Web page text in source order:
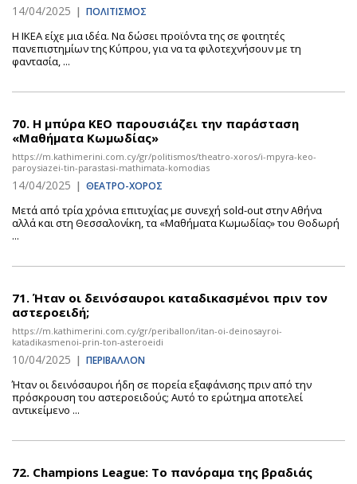
14/04/2025 | ΠΟΛΙΤΙΣΜΟΣ
Η ΙΚΕΑ είχε μια ιδέα. Να δώσει προϊόντα της σε φοιτητές
πανεπιστημίων της Κύπρου, για να τα φιλοτεχνήσουν με τη
φαντασία, ...
70. Η μπύρα ΚΕΟ παρουσιάζει την παράσταση
«Μαθήματα Κωμωδίας»
https://m.kathimerini.com.cy/gr/politismos/theatro-xoros/i-mpyra-keo-
paroysiazei-tin-parastasi-mathimata-komodias
14/04/2025 | ΘΕΑΤΡΟ-ΧΟΡΟΣ
Μετά από τρία χρόνια επιτυχίας με συνεχή sold-out στην Αθήνα
αλλά και στη Θεσσαλονίκη, τα «Μαθήματα Κωμωδίας» του Θοδωρή
...
71. Ήταν οι δεινόσαυροι καταδικασμένοι πριν τον
αστεροειδή;
https://m.kathimerini.com.cy/gr/periballon/itan-oi-deinosayroi-
katadikasmenoi-prin-ton-asteroeidi
10/04/2025 | ΠΕΡΙΒΑΛΛΟΝ
Ήταν οι δεινόσαυροι ήδη σε πορεία εξαφάνισης πριν από την
πρόσκρουση του αστεροειδούς; Αυτό το ερώτημα αποτελεί
αντικείμενο ...
72. Champions League: Το πανόραμα της βραδιάς